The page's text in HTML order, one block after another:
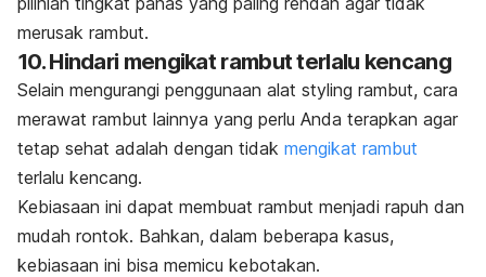
merusak rambut.
10. Hindari mengikat rambut terlalu kencang
Selain mengurangi penggunaan alat styling rambut, cara
merawat rambut lainnya yang perlu Anda terapkan agar
tetap sehat adalah dengan tidak mengikat rambut
terlalu kencang.
Kebiasaan ini dapat membuat rambut menjadi rapuh dan
mudah rontok. Bahkan, dalam beberapa kasus,
kebiasaan ini bisa memicu kebotakan.